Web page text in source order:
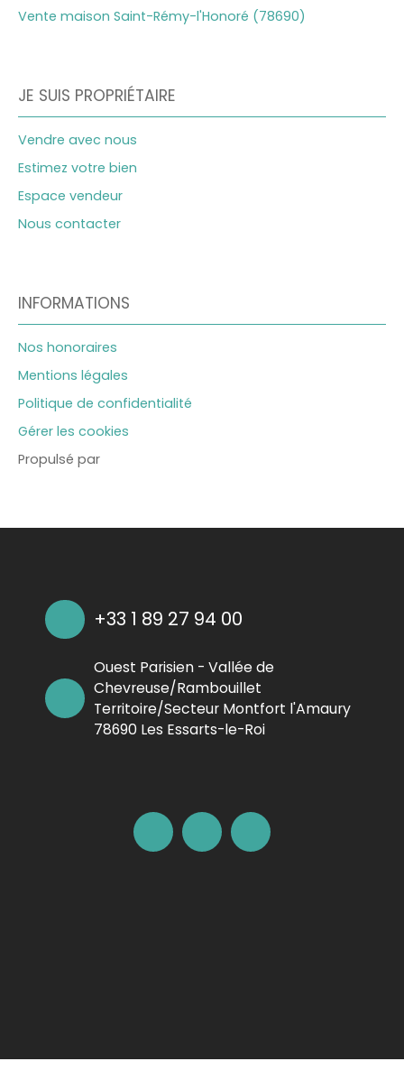
Vente maison Saint-Rémy-l'Honoré (78690)
JE SUIS PROPRIÉTAIRE
Vendre avec nous
Estimez votre bien
Espace vendeur
Nous contacter
INFORMATIONS
Nos honoraires
Mentions légales
Politique de confidentialité
Gérer les cookies
Propulsé par
+33 1 89 27 94 00
Ouest Parisien - Vallée de
Chevreuse/Rambouillet
Territoire/Secteur Montfort l'Amaury
78690 Les Essarts-le-Roi